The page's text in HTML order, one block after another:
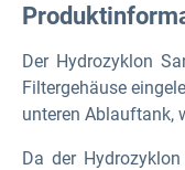
Der Hydrozyklon
Filtergehäuse
unteren Ablauftank,
Da der